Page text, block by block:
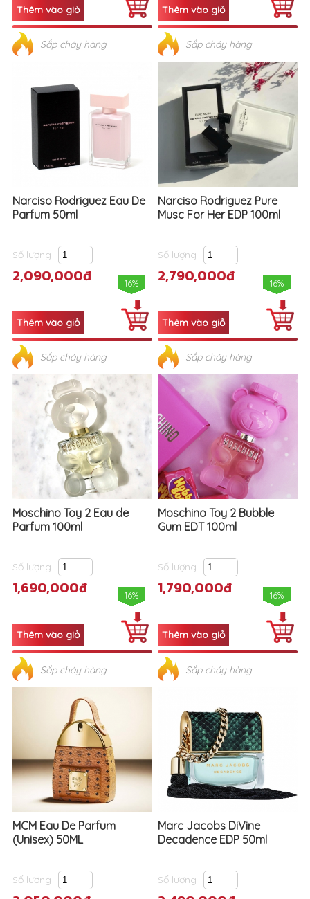
Sắp cháy hàng Sắp cháy hàng
Narciso Rodriguez Eau De
Parfum 50ml
Số lượng
2,090,000đ 16%
Sắp cháy hàng
Narciso Rodriguez Pure
Musc For Her EDP 100ml
Số lượng
2,790,000đ 16%
Sắp cháy hàng
Moschino Toy 2 Eau de
Parfum 100ml
Số lượng
1,690,000đ 16%
Sắp cháy hàng
Moschino Toy 2 Bubble
Gum EDT 100ml
Số lượng
1,790,000đ 16%
Sắp cháy hàng
MCM Eau De Parfum
(Unisex) 50ML
Số lượng
Marc Jacobs DiVine
Decadence EDP 50ml
Số lượng